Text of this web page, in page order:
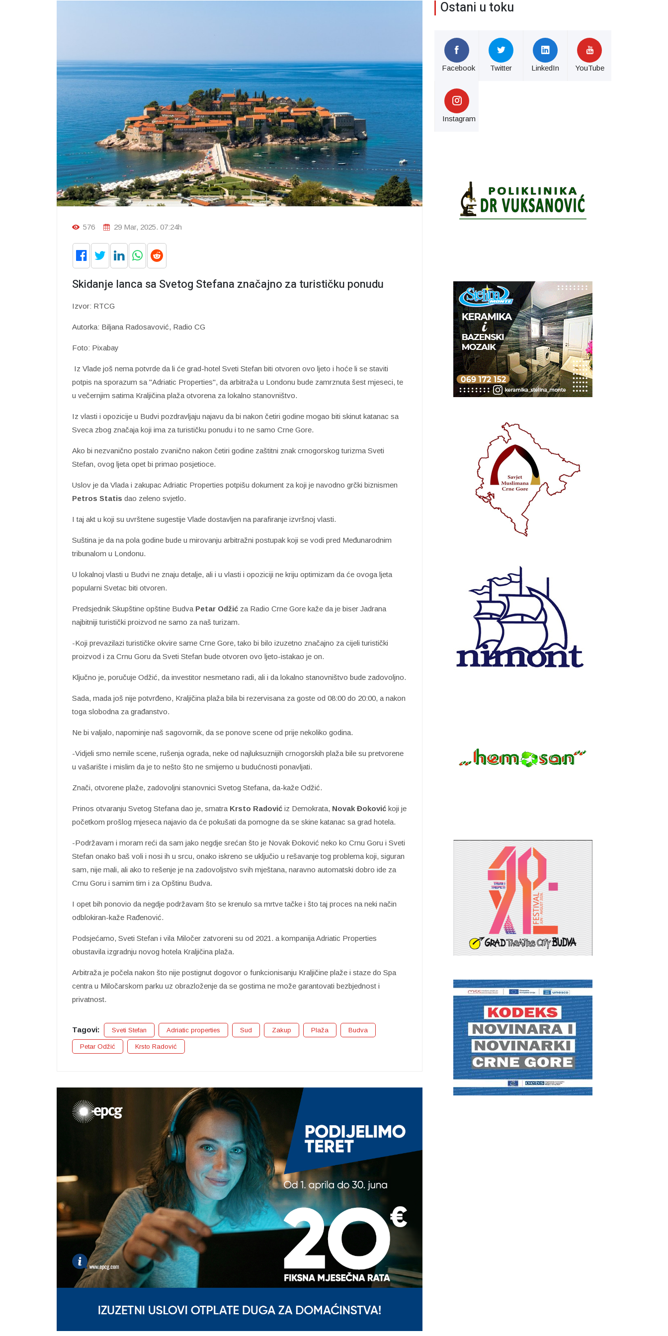
576 29 Mar, 2025. 07:24h
Skidanje lanca sa Svetog Stefana značajno za turističku ponudu
Izvor: RTCG
Autorka: Biljana Radosavović, Radio CG
Foto: Pixabay
Iz Vlade još nema potvrde da li će grad-hotel Sveti Stefan biti otvoren ovo ljeto i hoće li se staviti
potpis na sporazum sa "Adriatic Properties", da arbitraža u Londonu bude zamrznuta šest mjeseci, te
u večernjim satima Kraljičina plaža otvorena za lokalno stanovništvo.
Iz vlasti i opozicije u Budvi pozdravljaju najavu da bi nakon četiri godine mogao biti skinut katanac sa
Sveca zbog značaja koji ima za turističku ponudu i to ne samo Crne Gore.
Ako bi nezvanično postalo zvanično nakon četiri godine zaštitni znak crnogorskog turizma Sveti
Stefan, ovog ljeta opet bi primao posjetioce.
Uslov je da Vlada i zakupac Adriatic Properties potpišu dokument za koji je navodno grčki biznismen
Petros Statis dao zeleno svjetlo.
I taj akt u koji su uvrštene sugestije Vlade dostavljen na parafiranje izvršnoj vlasti.
Suština je da na pola godine bude u mirovanju arbitražni postupak koji se vodi pred Međunarodnim
tribunalom u Londonu.
U lokalnoj vlasti u Budvi ne znaju detalje, ali i u vlasti i opoziciji ne kriju optimizam da će ovoga ljeta
popularni Svetac biti otvoren.
Predsjednik Skupštine opštine Budva Petar Odžić za Radio Crne Gore kaže da je biser Jadrana
najbitniji turistički proizvod ne samo za naš turizam.
-Koji prevazilazi turističke okvire same Crne Gore, tako bi bilo izuzetno značajno za cijeli turistički
proizvod i za Crnu Goru da Sveti Stefan bude otvoren ovo ljeto-istakao je on.
Ključno je, poručuje Odžić, da investitor nesmetano radi, ali i da lokalno stanovništvo bude zadovoljno.
Sada, mada još nije potvrđeno, Kraljičina plaža bila bi rezervisana za goste od 08:00 do 20:00, a nakon
toga slobodna za građanstvo.
Ne bi valjalo, napominje naš sagovornik, da se ponove scene od prije nekoliko godina.
-Vidjeli smo nemile scene, rušenja ograda, neke od najluksuznijih crnogorskih plaža bile su pretvorene
u vašarište i mislim da je to nešto što ne smijemo u budućnosti ponavljati.
Znači, otvorene plaže, zadovoljni stanovnici Svetog Stefana, da-kaže Odžić.
Prinos otvaranju Svetog Stefana dao je, smatra Krsto Radović iz Demokrata, Novak Đoković koji je
početkom prošlog mjeseca najavio da će pokušati da pomogne da se skine katanac sa grad hotela.
-Podržavam i moram reći da sam jako negdje srećan što je Novak Đoković neko ko Crnu Goru i Sveti
Stefan onako baš voli i nosi ih u srcu, onako iskreno se uključio u rešavanje tog problema koji, siguran
sam, nije mali, ali ako to rešenje je na zadovoljstvo svih mještana, naravno automatski dobro ide za
Crnu Goru i samim tim i za Opštinu Budva.
I opet bih ponovio da negdje podržavam što se krenulo sa mrtve tačke i što taj proces na neki način
odblokiran-kaže Rađenović.
Podsjećamo, Sveti Stefan i vila Miločer zatvoreni su od 2021. a kompanija Adriatic Properties
obustavila izgradnju novog hotela Kraljičina plaža.
Arbitraža je počela nakon što nije postignut dogovor o funkcionisanju Kraljičine plaže i staze do Spa
centra u Miločarskom parku uz obrazloženje da se gostima ne može garantovati bezbjednost i
privatnost.
Tagovi: Sveti Stefan Adriatic properties Sud Zakup Plaža Budva
Petar Odžić Krsto Radović
Ostani u toku
Facebook Twitter LinkedIn YouTube
Instagram